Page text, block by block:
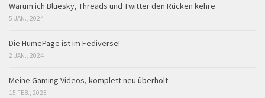
Warum ich Bluesky, Threads und Twitter den Rücken kehre
5 JAN., 2024
Die HumePage ist im Fediverse!
2 JAN., 2024
Meine Gaming Videos, komplett neu überholt
15 FEB., 2023